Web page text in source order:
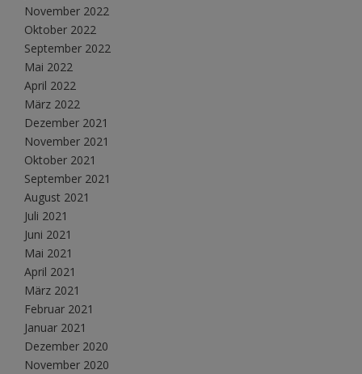
November 2022
Oktober 2022
September 2022
Mai 2022
April 2022
März 2022
Dezember 2021
November 2021
Oktober 2021
September 2021
August 2021
Juli 2021
Juni 2021
Mai 2021
April 2021
März 2021
Februar 2021
Januar 2021
Dezember 2020
November 2020